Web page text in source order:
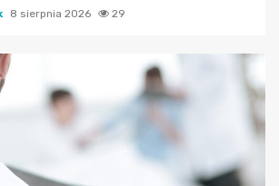
8 sierpnia 2026 29